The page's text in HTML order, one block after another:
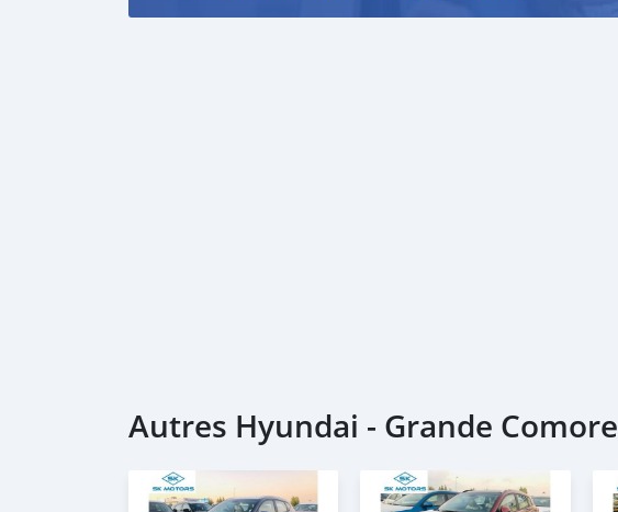
Autres Hyundai - Grande Comore